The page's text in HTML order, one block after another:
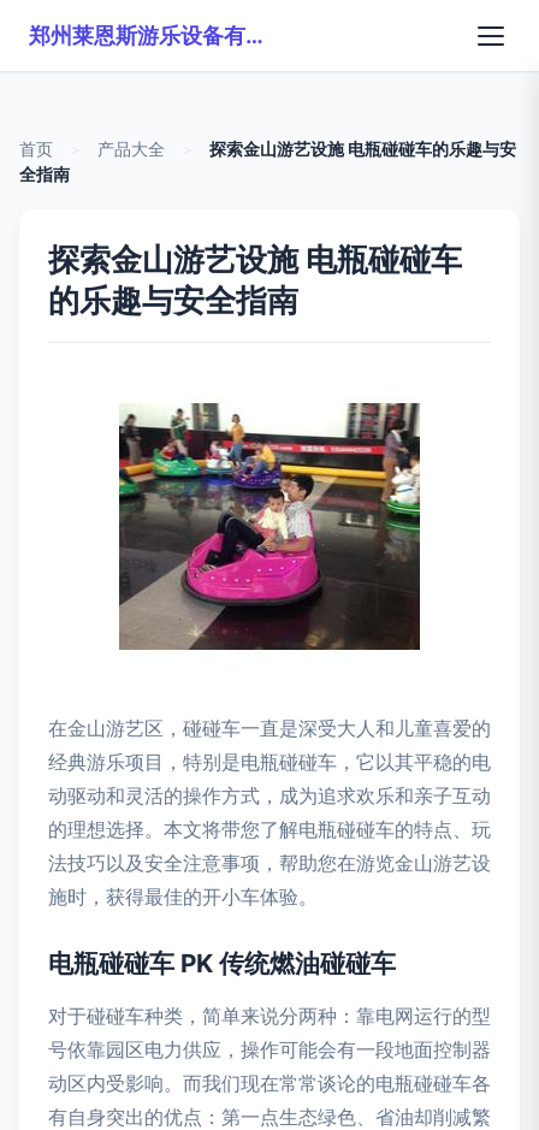
郑州莱恩斯游乐设备有限公司
首页 产品大全
探索金山游艺设施 电瓶碰碰车的乐趣与安
全指南
探索金山游艺设施 电瓶碰碰车
的乐趣与安全指南
在金山游艺区，碰碰车一直是深受大人和儿童喜爱的
经典游乐项目，特别是电瓶碰碰车，它以其平稳的电
动驱动和灵活的操作方式，成为追求欢乐和亲子互动
的理想选择。本文将带您了解电瓶碰碰车的特点、玩
法技巧以及安全注意事项，帮助您在游览金山游艺设
施时，获得最佳的开小车体验。
电瓶碰碰车 PK 传统燃油碰碰车
对于碰碰车种类，简单来说分两种：靠电网运行的型
号依靠园区电力供应，操作可能会有一段地面控制器
动区内受影响。而我们现在常常谈论的电瓶碰碰车各
有自身突出的优点：第一点生态绿色、省油却削减繁